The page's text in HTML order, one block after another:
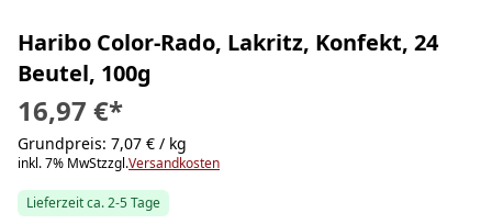
Haribo Color-Rado, Lakritz, Konfekt, 24
Beutel, 100g
16,97 €*
Grundpreis: 7,07 € / kg
inkl. 7% MwStzzgl.Versandkosten
Lieferzeit ca. 2-5 Tage